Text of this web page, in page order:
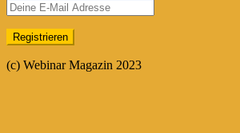
(c) Webinar Magazin 2023